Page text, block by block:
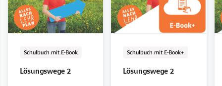
Schulbuch mit E-Book
Lösungswege 2
Schulbuch mit E-Book+
Lösungswege 2